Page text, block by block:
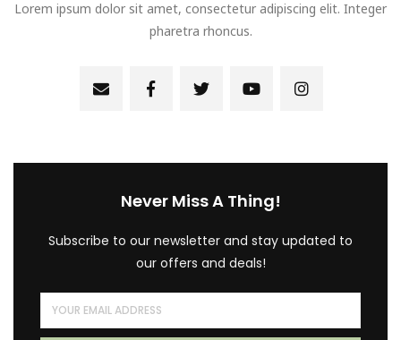
Lorem ipsum dolor sit amet, consectetur adipiscing elit. Integer
pharetra rhoncus.
Never Miss A Thing!
Subscribe to our newsletter and stay updated to
our offers and deals!